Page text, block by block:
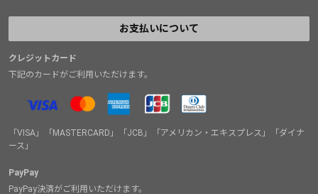
お支払いについて
クレジットカード
下記のカードがご利用いただけます。
「VISA」「MASTERCARD」「JCB」「アメリカン・エキスプレス」「ダイナ
ース」
PayPay
PayPay決済がご利用いただけます。